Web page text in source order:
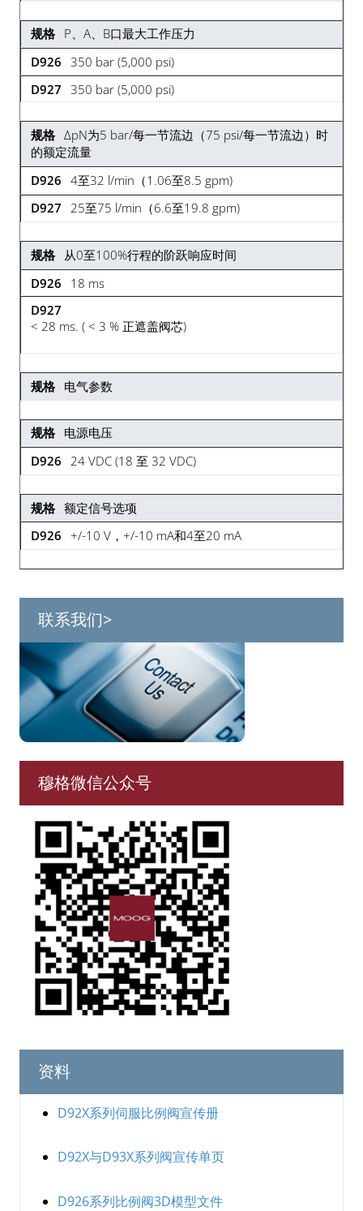
P、A、B口最大工作压力
350 bar (5,000 psi)
350 bar (5,000 psi)
ΔpN为5 bar/每一节流边（75 psi/每一节流边）时
的额定流量
4至32 l/min（1.06至8.5 gpm)
25至75 l/min（6.6至19.8 gpm)
从0至100%行程的阶跃响应时间
18 ms
< 28 ms. ( < 3 % 正遮盖阀芯)
电气参数
电源电压
24 VDC (18 至 32 VDC)
额定信号选项
+/-10 V，+/-10 mA和4至20 mA
联系我们>
穆格微信公众号
资料
D92X系列伺服比例阀宣传册
D92X与D93X系列阀宣传单页
D926系列比例阀3D模型文件